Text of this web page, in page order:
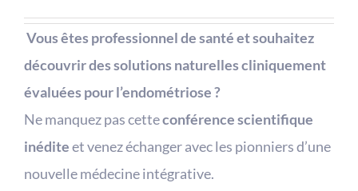
Vous êtes professionnel de santé et souhaitez
découvrir des solutions naturelles cliniquement
évaluées pour l’endométriose ?
Ne manquez pas cetteconférence scientifique
inéditeet venez échanger avec les pionniers d’une
nouvelle médecine intégrative.